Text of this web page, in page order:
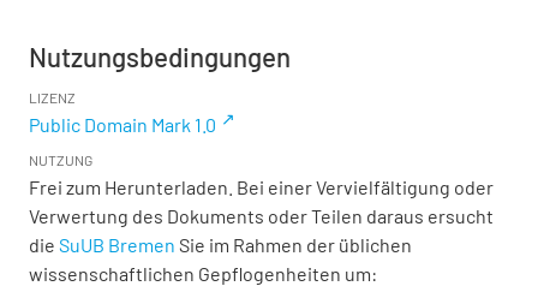
Nutzungsbedingungen
LIZENZ
Public Domain Mark 1.0
NUTZUNG
Frei zum Herunterladen. Bei einer Vervielfältigung oder
Verwertung des Dokuments oder Teilen daraus ersucht
die SuUB Bremen Sie im Rahmen der üblichen
wissenschaftlichen Gepflogenheiten um: